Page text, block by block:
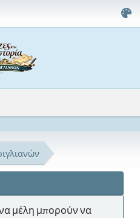
μέλη μπορούν να